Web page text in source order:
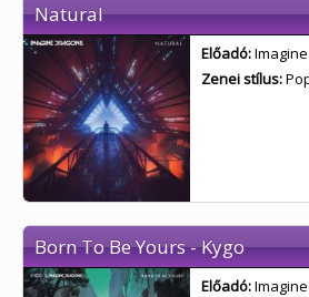
Natural
Előadó:
Zenei stílus:
Born To Be Yours - Kygo
Előadó: